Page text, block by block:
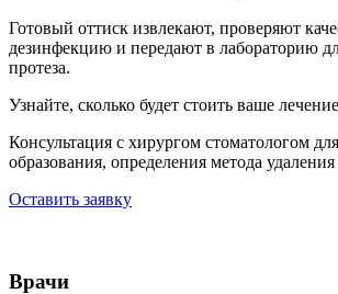
Готовый оттиск извлекают, проверяют
дезинфекцию и передают в лабораторию
протеза.
Узнайте, сколько будет стоить ваше лечение
Консультация с хирургом стоматологом
образования, определения метода удаления
Оставить заявку
Врачи